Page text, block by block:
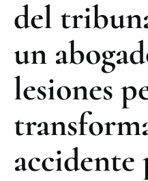
del
un
lesiones
accidente